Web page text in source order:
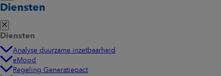
Diensten
Diensten
Analyse duurzame inzetbaarheid
eMood
Regeling Generatiepact